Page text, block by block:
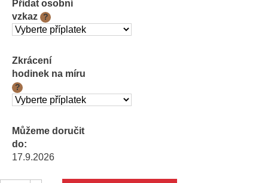
Přidat osobní
vzkaz
?
Zkrácení
hodinek na míru
?
Můžeme doručit
do:
17.9.2026